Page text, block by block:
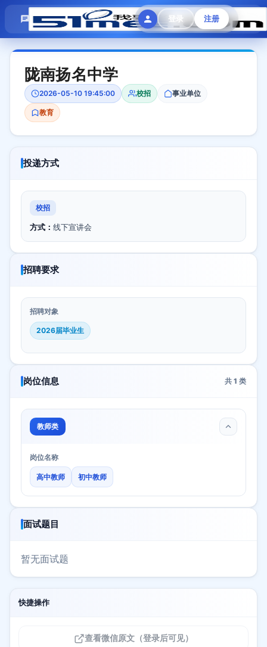
登录 注册
模拟面试 题目大全 招聘中心 会员专区
陇南扬名中学
2026-05-10 19:45:00 校招 事业单位
教育
投递方式
校招
方式： 线下宣讲会
招聘要求
招聘对象
2026届毕业生
岗位信息 共 1 类
教师类
岗位名称
高中教师 初中教师
面试题目
暂无面试题
快捷操作
查看微信原文（登录后可见）